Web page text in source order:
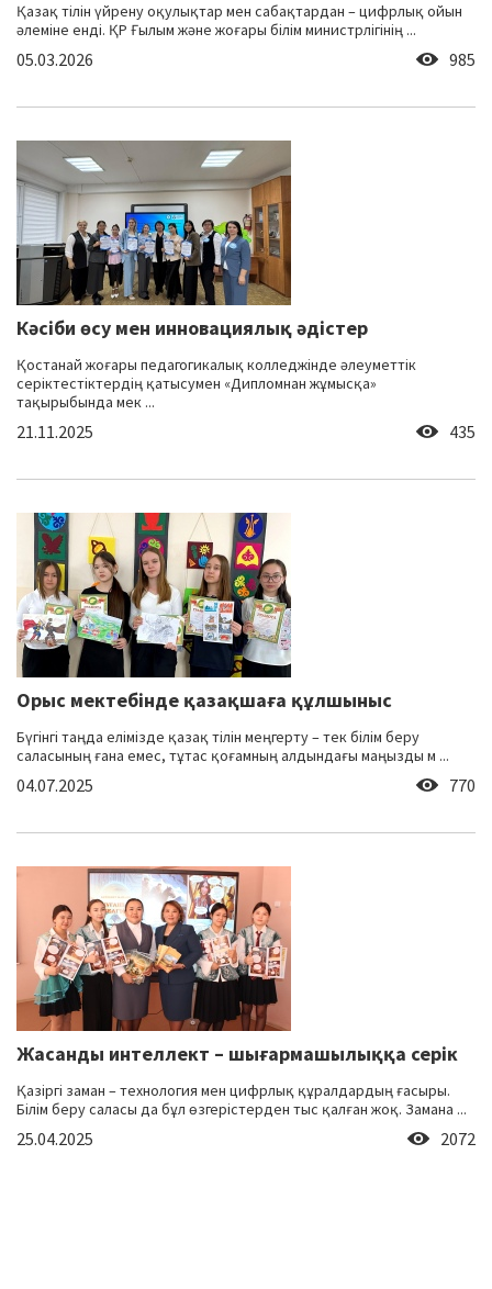
Қазақ тілін үйрену оқулықтар мен сабақтардан – цифрлық ойын
әлеміне енді. ҚР Ғылым және жоғары білім министрлігінің ...
05.03.2026 985
Кәсіби өсу мен инновациялық әдістер
Қостанай жоғары педагогикалық колледжінде әлеуметтік
серіктестіктердің қатысумен «Дипломнан жұмысқа»
тақырыбында мек ...
21.11.2025 435
Орыс мектебінде қазақшаға құлшыныс
Бүгінгі таңда елімізде қазақ тілін меңгерту – тек білім беру
саласының ғана емес, тұтас қоғамның алдындағы маңызды м ...
04.07.2025 770
Жасанды интеллект – шығармашылыққа серік
Қазіргі заман – технология мен цифрлық құралдардың ғасыры.
Білім беру саласы да бұл өзгерістерден тыс қалған жоқ. Замана ...
25.04.2025 2072